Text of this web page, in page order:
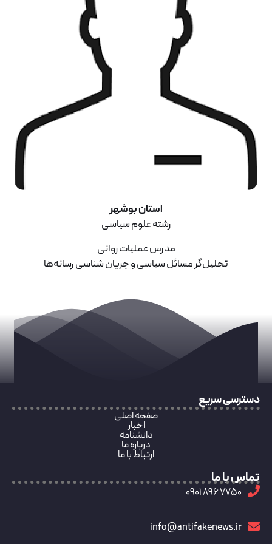
استان بوشهر
رشته علوم سیاسی
مدرس عملیات روانی
تحلیل‌گر مسائل سیاسی و جریان شناسی رسانه‌ها
دسترسی سریع
صفحه اصلی
اخبار
دانشنامه
درباره ما
ارتباط با ما
تماس با ما
7750 896 0901
info@antifakenews.ir